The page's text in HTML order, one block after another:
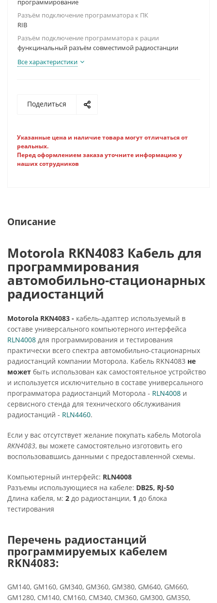
программирование
Разъём подключение программатора к ПК
RIB
Разъём подключение программатора к рации
функцинальный разъём совместимой радиостанции
Все характеристики
Поделиться
Указанные цена и наличие товара могут отличаться от
реальных.
Перед оформлением заказа уточните информацию у
наших сотрудников
Описание
Motorola RKN4083 Кабель для
программирования
автомобильно-стационарных
радиостанций
Motorola RKN4083 - кабель-адаптер используемый в
составе универсального компьютерного интерфейса
RLN4008 для программирования и тестирования
практически всего спектра автомобильно-стационарных
радиостанций компании Моторола. Кабель RKN4083 не
может быть использован как самостоятельное устройство
и используется исключительно в составе универсального
программатора радиостанций Моторола - RLN4008 и
сервисного стенда для технического обслуживания
радиостанций - RLN4460.
Если у вас отсутствует желание покупать кабель Motorola
RKN4083, вы можете самостоятельно изготовить его
воспользовавшись данными с предоставленной схемы.
Компьютерный интерфейс: RLN4008
Разъемы использующиеся на кабеле: DB25, RJ-50
Длина кабеля, м: 2 до радиостанции, 1 до блока
тестирования
Перечень радиостанций
программируемых кабелем
RKN4083:
GM140, GM160, GM340, GM360, GM380, GM640, GM660,
GM1280, CM140, CM160, CM340, CM360, GM300, GM350,